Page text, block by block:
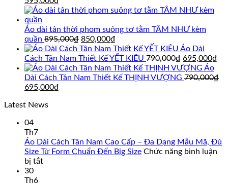
gốc
là:
695,000₫.
hiện
là:
595,000₫.
Áo dài tân thời phom suông tơ tằm TÂM NHƯ kèm
quần 895,000₫ Giá
gốc
là:
895,000₫.
850,000₫
hiện
tại
là:
850,000₫.
Áo Dài
Cách Tân Nam Thiết Kế YẾT KIÊU 790,000₫ Giá
gốc
là:
695,000₫
tại
Áo
Dài Cách Tân Nam Thiết Kế THỊNH VƯỢNG 790,000₫
Giá
là:
695,000₫
Latest News
04
Th7
Áo Dài Cách Tân Nam Cao Cấp – Đa Dạng Mẫu Mã, Đủ
Size Từ Form Chuẩn Đến Big Size Chức năng bình luận
bị tắtở
30
Th6